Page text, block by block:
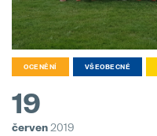
OCENĚNÍ VŠEOBECNÉ
19
červen 2019